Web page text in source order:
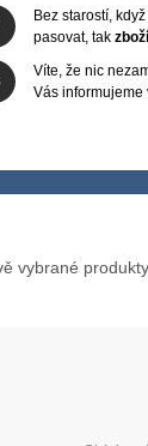
Bez starostí,
pasovat, tak
Víte, že nic
Vás informujeme
vybrané